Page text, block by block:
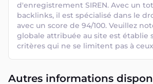
d'enregistrement SIREN. Avec un
backlinks, il est spécialisé dans le
avec un score de 94/100. Veuillez
globale attribuée au site est établie
critères qui ne se limitent pas à
Autres informations